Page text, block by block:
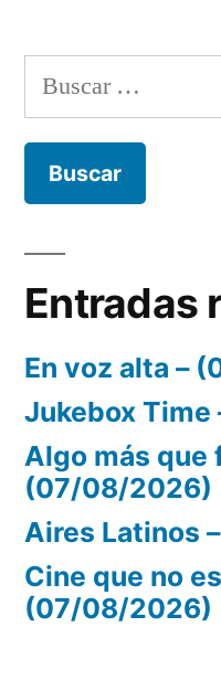
de
entradas
Buscar:
Entradas
En voz alta –
Jukebox
Algo más que
(07/08/2026)
Aires Latinos
Cine que no
(07/08/2026)